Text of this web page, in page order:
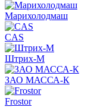
Марихолодмаш
CAS
Штрих-М
ЗАО МАССА-К
Frostor